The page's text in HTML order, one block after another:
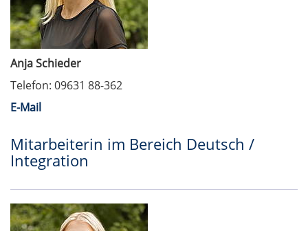
Anja Schieder
Telefon: 09631 88-362
E-Mail
Mitarbeiterin im Bereich Deutsch /
Integration